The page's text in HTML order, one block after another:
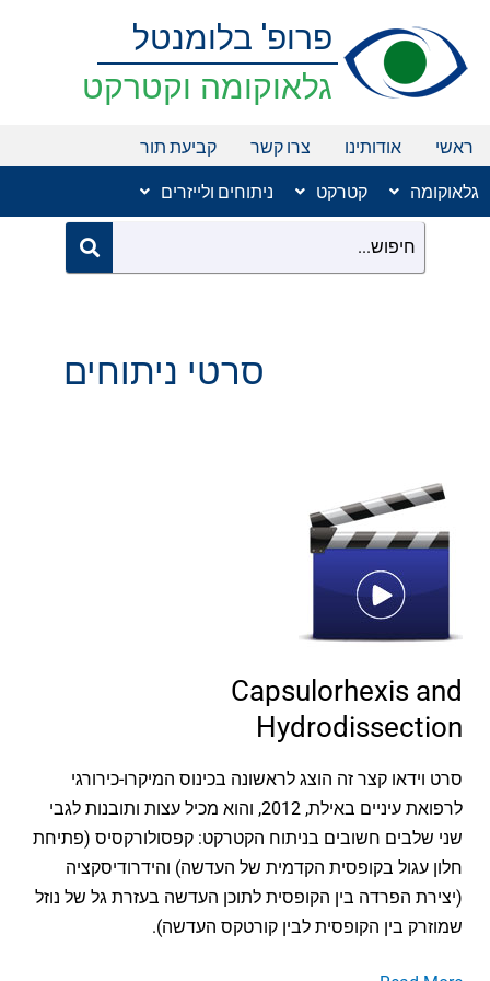
לתוכן
פרופ' בלומנטל
גלאוקומה וקטרקט
ראשי אודותינו צרו קשר קביעת תור
גלאוקומה קטרקט ניתוחים ולייזרים
סרטי ניתוחים
Capsulorhexis and
Hydrodissection
סרט וידאו קצר זה הוצג לראשונה בכינוס המיקרו-כירורגי
לרפואת עיניים באילת, 2012, והוא מכיל עצות ותובנות לגבי
שני שלבים חשובים בניתוח הקטרקט: קפסולורקסיס (פתיחת
חלון עגול בקופסית הקדמית של העדשה) והידרודיסקציה
(יצירת הפרדה בין הקופסית לתוכן העדשה בעזרת גל של נוזל
שמוזרק בין הקופסית לבין קורטקס העדשה).
Capsulorhexis
Hydrodissection